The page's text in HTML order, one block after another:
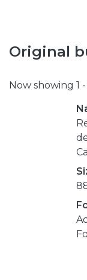
Original
Now showing 1